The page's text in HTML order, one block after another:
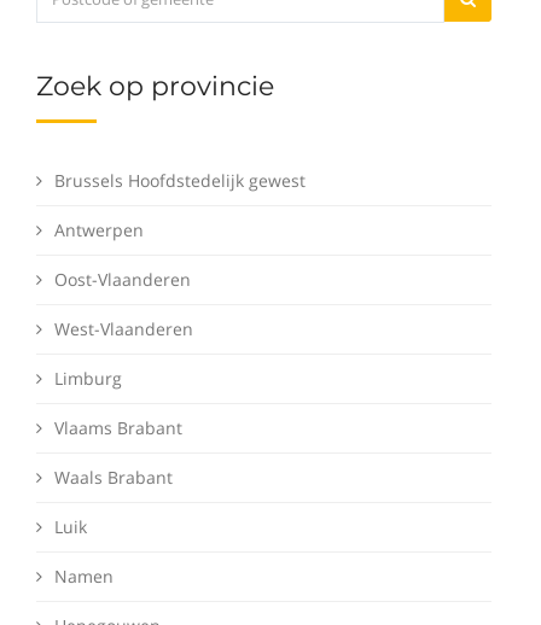
Zoek op provincie
Brussels Hoofdstedelijk gewest
Antwerpen
Oost-Vlaanderen
West-Vlaanderen
Limburg
Vlaams Brabant
Waals Brabant
Luik
Namen